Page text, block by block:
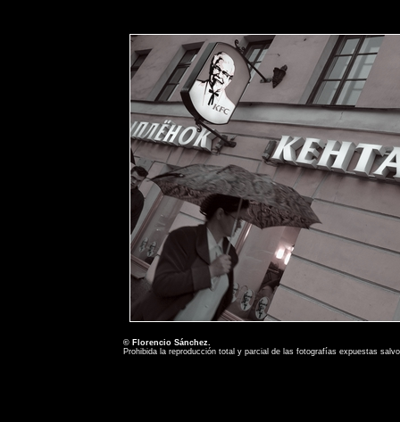
© Florencio Sánchez.
Prohibida la reproducción total y parcial de las fotografías expuestas